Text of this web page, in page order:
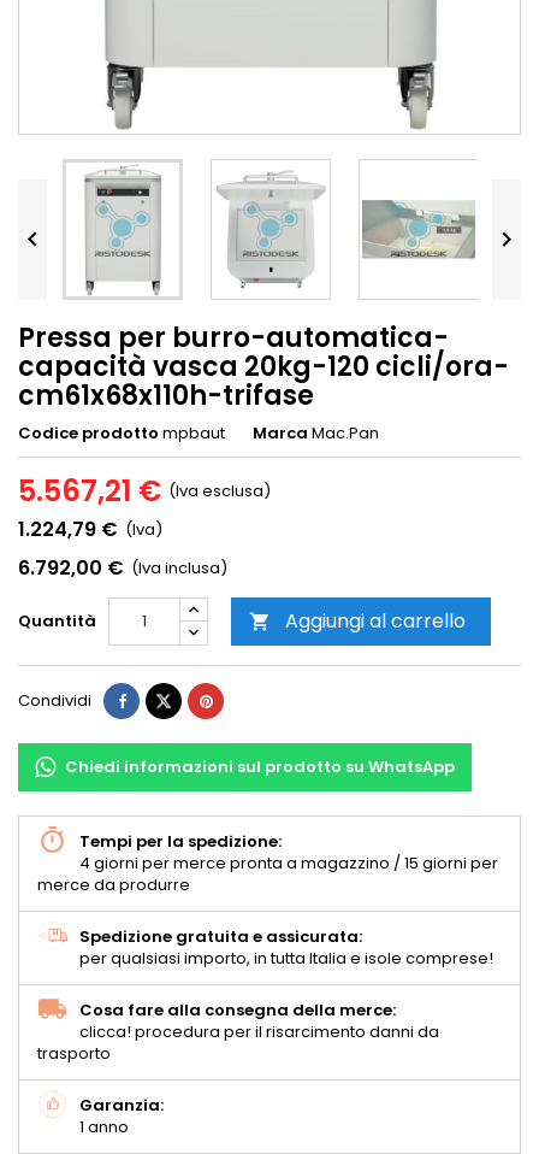
 
Pressa per burro-automatica-
capacità vasca 20kg-120 cicli/ora-
cm61x68x110h-trifase
Codice prodotto mpbaut Marca Mac.Pan
5.567,21 € (Iva esclusa)
1.224,79 € (Iva)
6.792,00 € (Iva inclusa)
Quantità  Aggiungi al carrello
Condividi
Chiedi informazioni sul prodotto su WhatsApp
Tempi per la spedizione:
4 giorni per merce pronta a magazzino / 15 giorni per
merce da produrre
Spedizione gratuita e assicurata:
per qualsiasi importo, in tutta Italia e isole comprese!
Cosa fare alla consegna della merce:
clicca! procedura per il risarcimento danni da
trasporto
Garanzia:
1 anno